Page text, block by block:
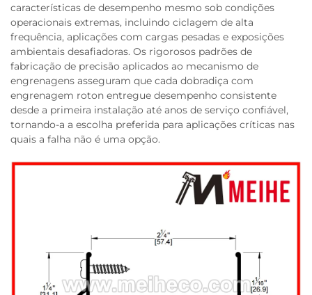
características de desempenho mesmo sob condições
operacionais extremas, incluindo ciclagem de alta
frequência, aplicações com cargas pesadas e exposições
ambientais desafiadoras. Os rigorosos padrões de
fabricação de precisão aplicados ao mecanismo de
engrenagens asseguram que cada dobradiça com
engrenagem roton entregue desempenho consistente
desde a primeira instalação até anos de serviço confiável,
tornando-a a escolha preferida para aplicações críticas nas
quais a falha não é uma opção.